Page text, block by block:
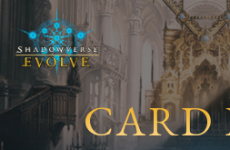
Q&A
EVENT SHOPS
CONTACT
CARD